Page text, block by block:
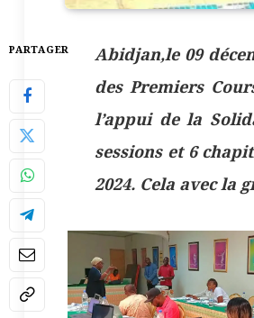
PARTAGER
Abidjan,le 09
des Premiers
l’appui de la
sessions et 6
2024. Cela avec la